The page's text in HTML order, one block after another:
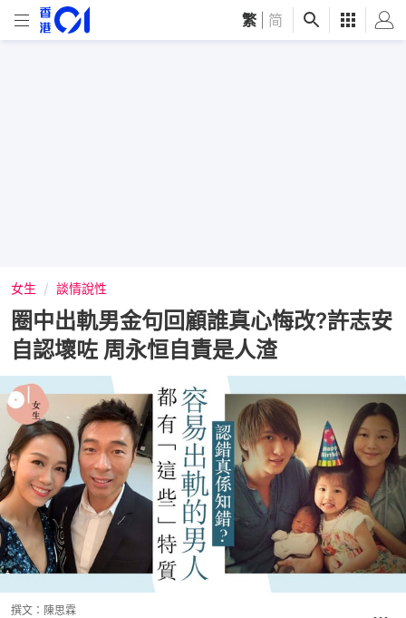
繁 简
女生 談情說性
圈中出軌男金句回顧誰真心悔改?許志安
自認壞咗 周永恒自責是人渣
撰文： 陳思霖